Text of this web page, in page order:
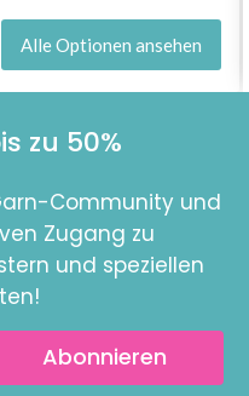
Alle Optionen ansehen
zu 50%
Community und
Zugang zu
und speziellen
Abonnieren